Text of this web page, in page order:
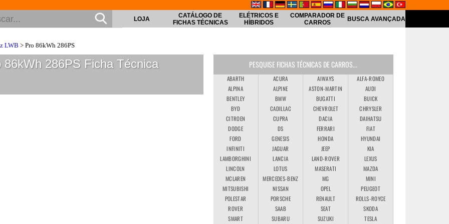
LOJA
CATÁLOGO DE
FICHAS TÉCNICAS
ELÉTRICOS E
HÍBRIDOS
COMPARADOR DE
CARROS
BUSCA AVANÇADA
LWB > Pro 86kWh 286PS
86kWh 286PS Ficha Técnica PESQUISE FICHAS TÉCNICAS DE CARROS...
ABARTH ACURA AIWAYS
ALFA-ROMEO
ALPINA
ALPINE ASTON-MARTIN
AUDI
BENTLEY
BMW BUGATTI
BUICK
BYD
CADILLAC CHEVROLET
CHRYSLER
CITROEN
CUPRA DACIA
DAIHATSU
DODGE
DS FERRARI
FIAT
FORD
GENESIS HONDA
HYUNDAI
INFINITI
JAGUAR JEEP
KIA
LAMBORGHINI
LANCIA LAND-ROVER
LEXUS
LINCOLN
LOTUS MASERATI
MAZDA
MCLAREN
MERCEDES-BENZ MG
MINI
MITSUBISHI
NISSAN OPEL
PEUGEOT
POLESTAR
PORSCHE RENAULT
ROLLS-ROYCE
ROVER
SAAB SEAT
SKODA
SMART
SUBARU SUZUKI
TESLA